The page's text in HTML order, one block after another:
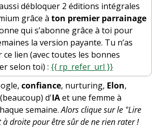
débloquer 2 éditions intégrales
grâce à ton premier parrainage
qui s’abonne grâce à toi pour
la version payante. Tu n’as
lien (avec toutes les bonnes
selon toi) : {{ rp_refer_url }}
confiance, nurturing, Elon,
d'IA et une femme à
semaine. Alors clique sur le "Lire
droite pour être sûr de ne rien rater !